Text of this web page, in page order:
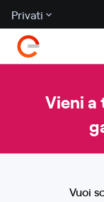
Privati
Vieni a
Vuoi